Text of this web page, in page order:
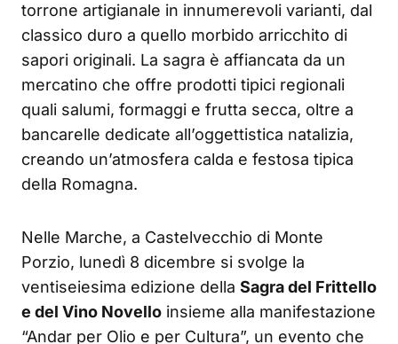
torrone artigianale in innumerevoli varianti, dal
classico duro a quello morbido arricchito di
sapori originali. La sagra è affiancata da un
mercatino che offre prodotti tipici regionali
quali salumi, formaggi e frutta secca, oltre a
bancarelle dedicate all’oggettistica natalizia,
creando un’atmosfera calda e festosa tipica
della Romagna.
Nelle Marche, a Castelvecchio di Monte
Porzio, lunedì 8 dicembre si svolge la
ventiseiesima edizione della Sagra del Frittello
e del Vino Novello insieme alla manifestazione
“Andar per Olio e per Cultura”, un evento che